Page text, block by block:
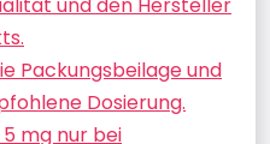
Packungsbeilage und
Dosierung.
mg nur bei